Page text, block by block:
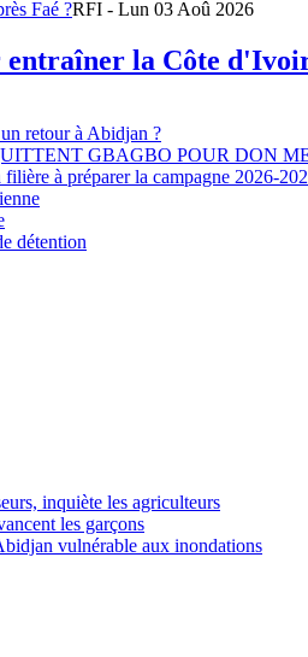
RFI - Lun 03 Aoû 2026
la Côte
retour à Abidjan ?
GBAGBO POUR DON
à préparer la campagne 2026-
détention
inquiète les agriculteurs
les garçons
vulnérable aux inondations